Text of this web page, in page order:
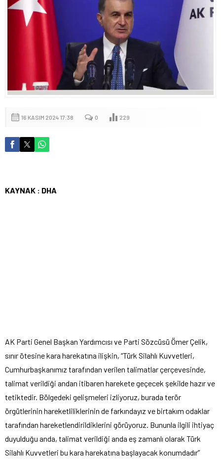
16 KASIM 2024 17:38 0 229
KAYNAK : DHA
AK Parti Genel Başkan Yardımcısı ve Parti Sözcüsü Ömer Çelik,
sınır ötesine kara harekatına ilişkin, “Türk Silahlı Kuvvetleri,
Cumhurbaşkanımız tarafından verilen talimatlar çerçevesinde,
talimat verildiği andan itibaren harekete geçecek şekilde hazır ve
tetiktedir. Bölgedeki gelişmeleri izliyoruz, burada terör
örgütlerinin hareketliliklerinin de farkındayız ve birtakım odaklar
tarafından hareketlendirildiklerini görüyoruz. Bununla ilgili ihtiyaç
duyulduğu anda, talimat verildiği anda eş zamanlı olarak Türk
Silahlı Kuvvetleri bu kara harekatına başlayacak konumdadır”